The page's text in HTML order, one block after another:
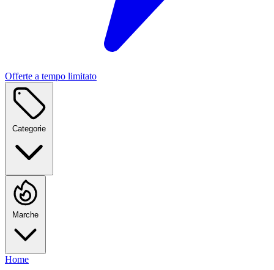
Offerte a tempo limitato
Categorie
Marche
Home